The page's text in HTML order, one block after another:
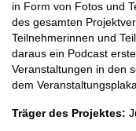
in Form von Fotos und
des gesamten
Teilnehmerinnen und
daraus ein Podcast
Veranstaltungen in den
dem
Träger des Projektes: